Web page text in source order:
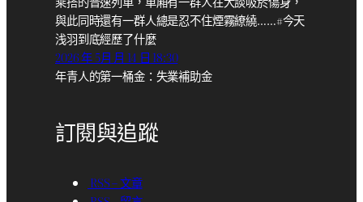
與此同時還有一群人總是忍不住煙霧繚繞……#今天
浅羽到底經歷了什麼
2026 年 5月 月 14 日 18:30
年青人的第一桶金：失業補助金
訂閱與追蹤
RSS – 文章